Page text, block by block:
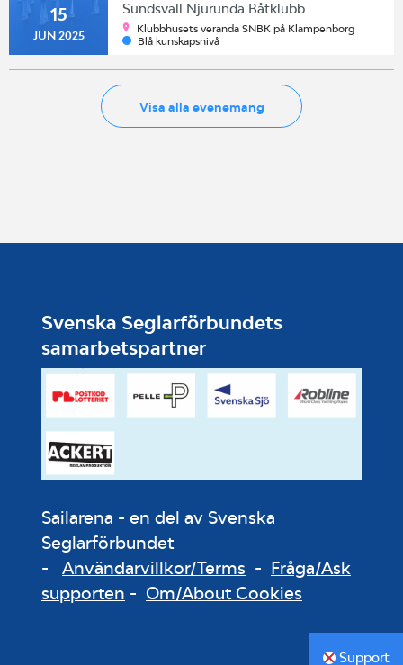
15
JUN 2025
Sundsvall Njurunda Båtklubb
Klubbhusets veranda SNBK på Klampenborg
Blå kunskapsnivå
Visa alla evenemang
Svenska Seglarförbundets
samarbetspartner
Sailarena - en del av Svenska
Seglarförbundet
- Användarvillkor/Terms - Fråga/Ask
supporten - Om/About Cookies
Support